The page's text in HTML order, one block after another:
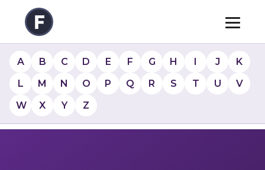
A B C D E F G H I J
K
L
M N O P Q R S T U
V
W
X Y Z